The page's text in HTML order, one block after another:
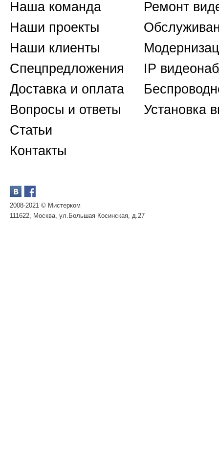
Наша команда
Наши проекты
Наши клиенты
Спецпредложения
Доставка и оплата
Вопросы и ответы
Статьи
Контакты
2008-2021 © Мистерком
111622, Москва, ул.Большая Косинская, д.27
Ремонт
IP
Установка